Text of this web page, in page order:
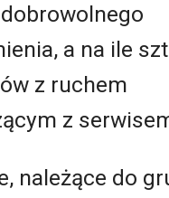
a na ile
z ruchem
z
należące do